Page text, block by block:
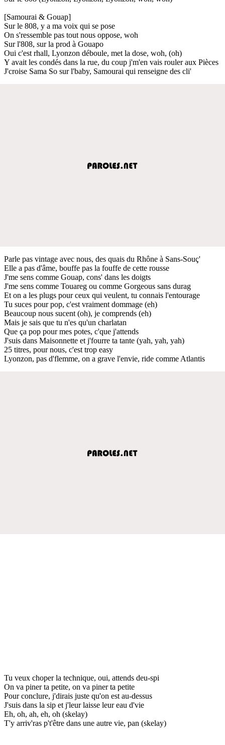
[Samourai & Gouap]
Sur le 808, y a ma voix qui se pose
On s'ressemble pas tout nous oppose, woh
Sur l'808, sur la prod à Gouapo
Oui c'est rhall, Lyonzon déboule, met la dose, woh, (oh)
Y avait les condés dans la rue, du coup j'm'en vais rouler aux Pièces
J'croise Sama So sur l'baby, Samourai qui renseigne des cli'
Parle pas vintage avec nous, des quais du Rhône à Sans-Souç'
Elle a pas d'âme, bouffe pas la fouffe de cette rousse
J'me sens comme Gouap, cons' dans les doigts
J'me sens comme Touareg ou comme Gorgeous sans durag
Et on a les plugs pour ceux qui veulent, tu connais l'entourage
Tu suces pour pop, c'est vraiment dommage (eh)
Beaucoup nous sucent (oh), je comprends (eh)
Mais je sais que tu n'es qu'un charlatan
Que ça pop pour mes potes, c'que j'attends
J'suis dans Maisonnette et j'fourre ta tante (yah, yah, yah)
25 titres, pour nous, c'est trop easy
Lyonzon, pas d'flemme, on a grave l'envie, ride comme Atlantis
Tu veux choper la technique, oui, attends deu-spi
On va piner ta petite, on va piner ta petite
Pour conclure, j'dirais juste qu'on est au-dessus
J'suis dans la sip et j'leur laisse leur eau d'vie
Eh, oh, ah, eh, oh (skelay)
T'y arriv'ras p't'être dans une autre vie, pan (skelay)